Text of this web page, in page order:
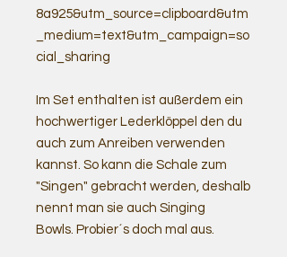
8a925&utm_source=clipboard&utm
_medium=text&utm_campaign=so
cial_sharing
Im Set enthalten ist außerdem ein
hochwertiger Lederklöppel den du
auch zum Anreiben verwenden
kannst. So kann die Schale zum
"Singen" gebracht werden, deshalb
nennt man sie auch Singing
Bowls. Probier´s doch mal aus.